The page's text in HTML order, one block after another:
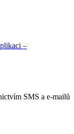
–
SMS a e-mailů